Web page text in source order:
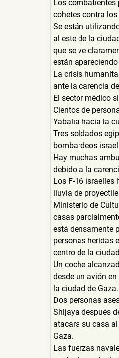
Los combatientes
cohetes contra
Se están
al este de la
que se ve
están
La crisis
ante la carencia
El sector médico
Cientos de
Yabalia hacia la
Tres soldados
bombardeos
Hay muchas
debido a la
Los F-16 israelíes
lluvia de
Ministerio de
casas
está densamente
personas heridas
centro de la
Un coche
desde un avión
la ciudad de Gaza.
Dos personas
Shijaya después
atacara su casa
Gaza.
Las fuerzas